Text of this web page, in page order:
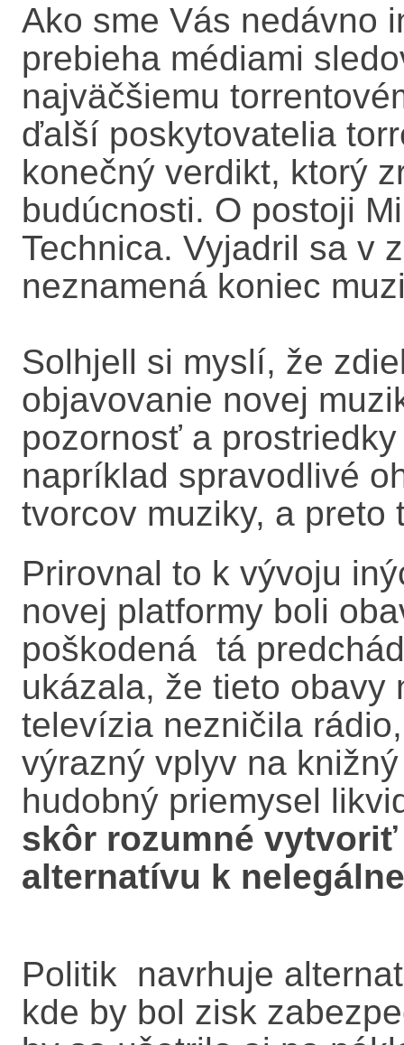
Ako sme Vás nedávno
prebieha médiami
najväčšiemu
ďalší poskytovatelia
konečný verdikt, ktorý
budúcnosti. O postoji
Technica. Vyjadril sa v
neznamená koniec
Solhjell si myslí, že
objavovanie novej
pozornosť a
napríklad spravodlivé
tvorcov muziky, a
Prirovnal to k vývoju
novej platformy boli
poškodená tá
ukázala, že tieto obavy
televízia nezničila
výrazný vplyv na
hudobný priemysel
skôr rozumné
alternatívu k
Politik navrhuje
kde by bol zisk